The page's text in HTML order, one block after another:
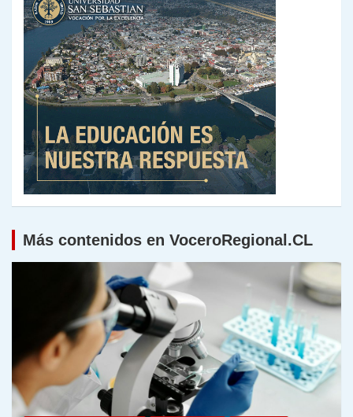
Más contenidos en VoceroRegional.CL